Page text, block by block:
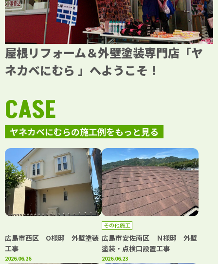
屋根リフォーム＆外壁塗装専門店「ヤ
ネカベにむら 」へようこそ！
ヤネカベにむらの施工例をもっと見る
CASE
広島市西区 O様邸 外壁塗装
工事
2026.06.26
その他施工
広島市安佐南区 Ｎ様邸 外壁
塗装・点検口設置工事
2026.06.23